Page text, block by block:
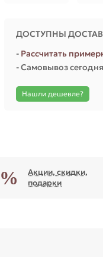
ДОСТУПНЫ
- Рассчитать
- Самовывоз
Нашли дешевле?
Акции, скидки,
подарки